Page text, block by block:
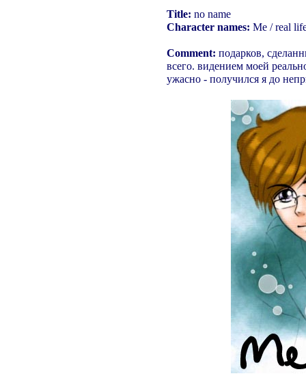
Title: no name
Сharacter names: Me / real
Comment: подарков,
всего. видением моей
ужасно - получился я до